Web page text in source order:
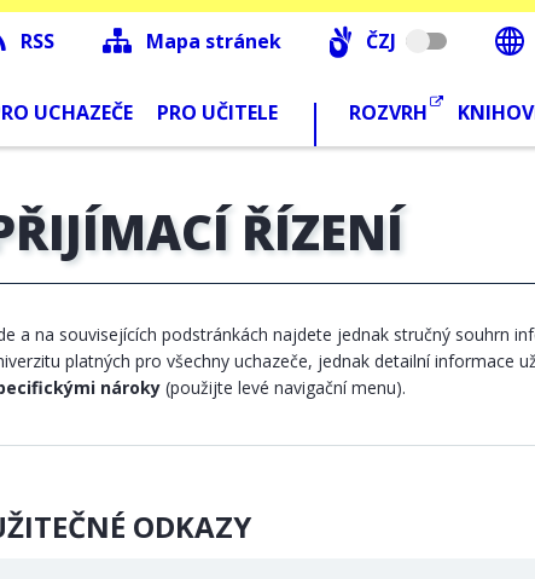
RSS Mapa stránek ČZJ
UCHAZEČE PRO UČITELE ROZVRH
ŘÍZENÍ
a na souvisejících podstránkách najdete jednak stručný souhrn
platných pro všechny uchazeče, jednak detailní informace
nároky (použijte levé navigační menu).
ODKAZY